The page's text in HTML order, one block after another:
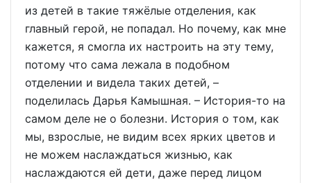
из детей в такие тяжёлые отделения, как
главный герой, не попадал. Но почему, как мне
кажется, я смогла их настроить на эту тему,
потому что сама лежала в подобном
отделении и видела таких детей, –
поделилась Дарья Камышная. – История-то на
самом деле не о болезни. История о том, как
мы, взрослые, не видим всех ярких цветов и
не можем наслаждаться жизнью, как
наслаждаются ей дети, даже перед лицом